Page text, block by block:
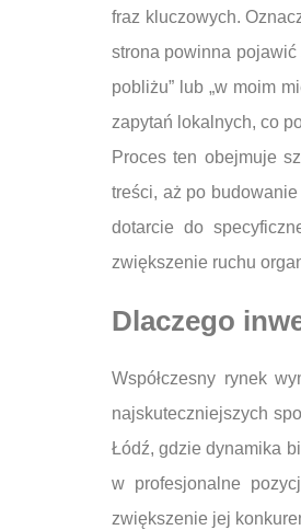
fraz kluczowych.
strona powinna
pobliżu” lub „w moim
zapytań lokalnych, co
Proces ten obejmuje
treści, aż po
dotarcie do
zwiększenie ruchu
Dlaczego
Współczesny rynek
najskuteczniejszych
Łódź, gdzie dynamika
w profesjonalne
zwiększenie jej